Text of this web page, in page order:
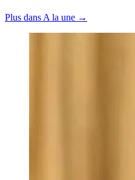
Plus dans A la une →